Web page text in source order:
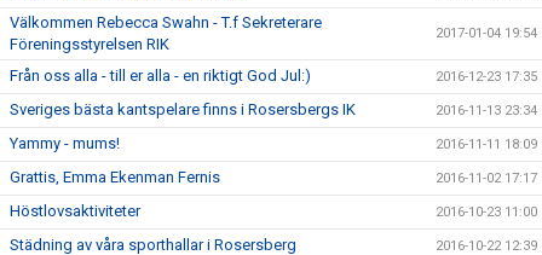
Välkommen Rebecca Swahn - T.f Sekreterare
Föreningsstyrelsen RIK
2017-01-04 19:54
Från oss alla - till er alla - en riktigt God Jul:) 2016-12-23 17:35
Sveriges bästa kantspelare finns i Rosersbergs IK 2016-11-13 23:34
Yammy - mums! 2016-11-11 18:09
Grattis, Emma Ekenman Fernis 2016-11-02 17:17
Höstlovsaktiviteter 2016-10-23 11:00
Städning av våra sporthallar i Rosersberg 2016-10-22 12:39